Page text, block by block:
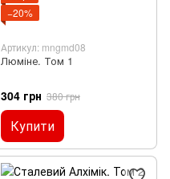
−20%
Артикул: mngmd08
Люміне. Том 1
304 грн 380 грн
Купити